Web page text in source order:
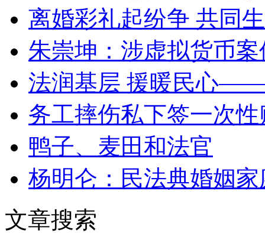
离婚彩礼起纷争 共同
朱崇坤：涉虚拟货币
法润基层 援暖民心
务工摔伤私下签一次
鸭子、麦田和法官
杨明仑：民法典婚姻
文章搜索